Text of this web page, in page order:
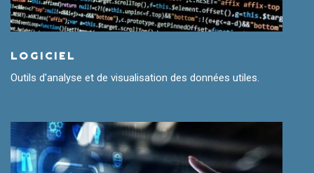
LOGICIEL
Outils d'analyse et de visualisation des données utiles.